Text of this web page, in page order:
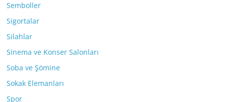
Semboller
Sigortalar
Silahlar
Sinema ve Konser Salonları
Soba ve Şömine
Sokak Elemanları
Spor